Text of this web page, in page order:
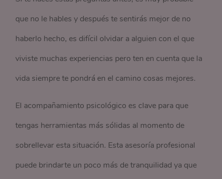
que no le hables y después te sentirás mejor de no
haberlo hecho, es difícil olvidar a alguien con el que
viviste muchas experiencias pero ten en cuenta que la
vida siempre te pondrá en el camino cosas mejores.
El acompañamiento psicológico es clave para que
tengas herramientas más sólidas al momento de
sobrellevar esta situación. Esta asesoría profesional
puede brindarte un poco más de tranquilidad ya que